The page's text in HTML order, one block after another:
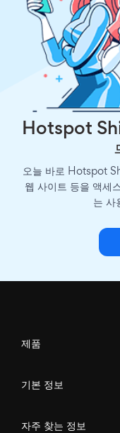
Hotspot
오늘 바로 Hotspot
웹 사이트 등을 액세
는 사
제품
기본 정보
자주 찾는 정보